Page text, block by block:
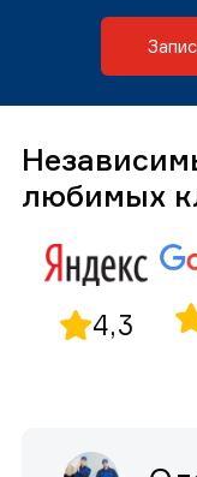
любимых
4,3